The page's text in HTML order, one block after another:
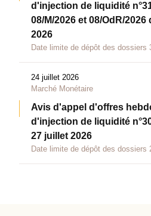
d'injection de liquidité
08/M/2026 et 08/OdR/2026
2026
Date limite de dépôt des dossiers
24 juillet 2026
Marché Monétaire
Avis d'appel d'offres
d'injection de liquidité
27 juillet 2026
Date limite de dépôt des dossiers